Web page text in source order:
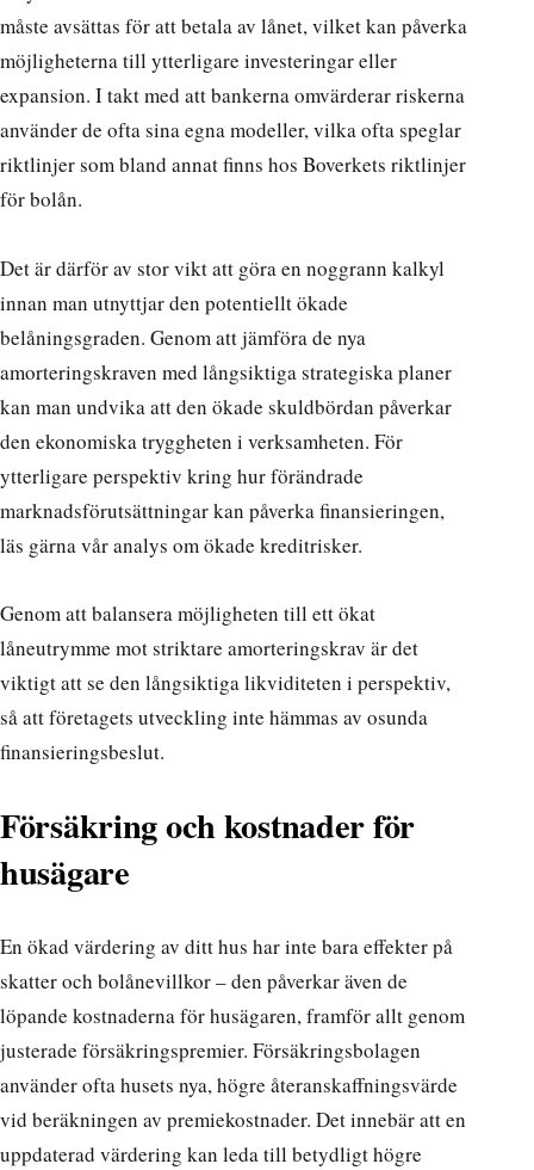
måste avsättas för att betala av lånet, vilket kan påverka
möjligheterna till ytterligare investeringar eller
expansion. I takt med att bankerna omvärderar riskerna
använder de ofta sina egna modeller, vilka ofta speglar
riktlinjer som bland annat finns hos Boverkets riktlinjer
för bolån.
Det är därför av stor vikt att göra en noggrann kalkyl
innan man utnyttjar den potentiellt ökade
belåningsgraden. Genom att jämföra de nya
amorteringskraven med långsiktiga strategiska planer
kan man undvika att den ökade skuldbördan påverkar
den ekonomiska tryggheten i verksamheten. För
ytterligare perspektiv kring hur förändrade
marknadsförutsättningar kan påverka finansieringen,
läs gärna våranalys om ökade kreditrisker.
Genom att balansera möjligheten till ett ökat
låneutrymme mot striktare amorteringskrav är det
viktigt att se den långsiktiga likviditeten i perspektiv,
så att företagets utveckling inte hämmas av osunda
finansieringsbeslut.
Försäkring och kostnader för
husägare
En ökad värdering av ditt hus har inte bara effekter på
skatter och bolånevillkor – den påverkar även de
löpande kostnaderna för husägaren, framför allt genom
justerade försäkringspremier. Försäkringsbolagen
använder ofta husets nya, högre återanskaffningsvärde
vid beräkningen av premiekostnader. Det innebär att en
uppdaterad värdering kan leda till betydligt högre